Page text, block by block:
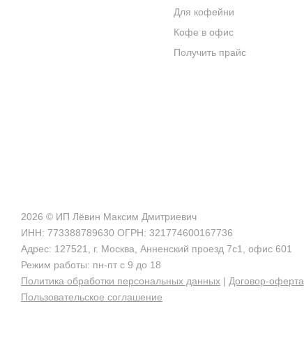
Для кофейни
Кофе в офис
Получить прайс
2026 © ИП Лёвин Максим Дмитриевич
ИНН: 773388789630 ОГРН: 321774600167736
Адрес: 127521, г. Москва, Анненский проезд 7с1, офис 601
Режим работы: пн-пт с 9 до 18
Политика обработки персональных данных | Договор-оферта
Пользовательское соглашение